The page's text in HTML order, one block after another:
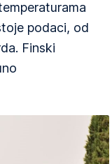
podaci, od
Finski